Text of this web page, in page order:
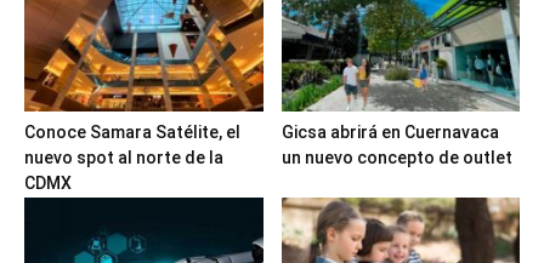
Conoce Samara Satélite, el
nuevo spot al norte de la
CDMX
Gicsa abrirá en Cuernavaca
un nuevo concepto de outlet